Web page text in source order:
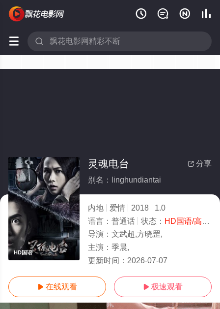
   
 
HD国语
 分享
灵魂电台
别名：linghundiantai
内地 爱情 2018
1.0
语言： 普通话 状态： HD国语/高清
导演： 文武超,方晓罡,
主演： 季晨,
更新时间： 2026-07-07
 在线观看  极速观看